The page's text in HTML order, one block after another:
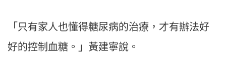
「只有家人也懂得糖尿病的治療，才有辦法好
好的控制血糖。」黃建寧說。